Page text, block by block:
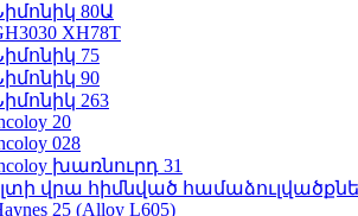
80Ա
XH78T
75
90
263
20
028
խառնուրդ 31
վրա հիմնված
25 (Alloy L605)